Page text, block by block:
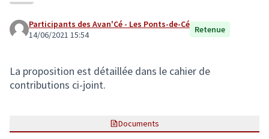
Participants des Avan'Cé - Les Ponts-de-Cé
14/06/2021 15:54
Retenue
La proposition est détaillée dans le cahier de
contributions ci-joint.
Documents